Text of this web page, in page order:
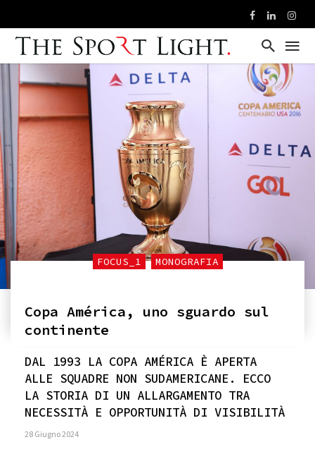
FOCUS_1 MONOGRAFIA
Copa América, uno sguardo sul
continente
DAL 1993 LA COPA AMÉRICA È APERTA
ALLE SQUADRE NON SUDAMERICANE. ECCO
LA STORIA DI UN ALLARGAMENTO TRA
NECESSITÀ E OPPORTUNITÀ DI VISIBILITÀ
28 Giugno 2024